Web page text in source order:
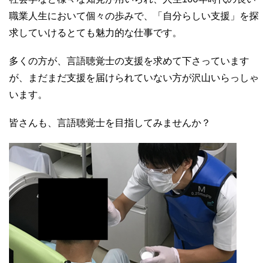
職業人生において個々の歩みで、「自分らしい支援」を探
求していけるとても魅力的な仕事です。
多くの方が、言語聴覚士の支援を求めて下さっています
が、まだまだ支援を届けられていない方が沢山いらっしゃ
います。
皆さんも、言語聴覚士を目指してみませんか？